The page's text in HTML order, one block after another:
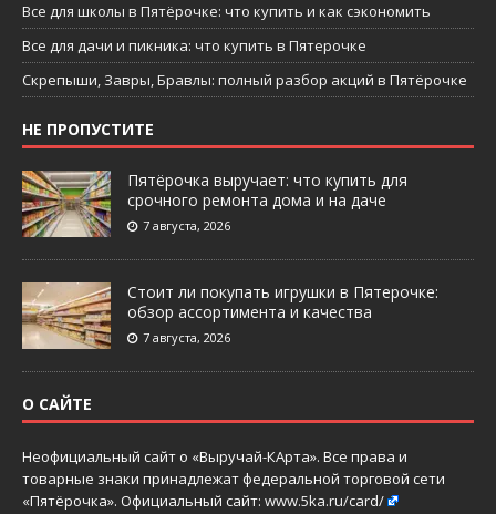
Все для школы в Пятёрочке: что купить и как сэкономить
Все для дачи и пикника: что купить в Пятерочке
Скрепыши, Завры, Бравлы: полный разбор акций в Пятёрочке
НЕ ПРОПУСТИТЕ
Пятёрочка выручает: что купить для
срочного ремонта дома и на даче
7 августа, 2026
Стоит ли покупать игрушки в Пятерочке:
обзор ассортимента и качества
7 августа, 2026
О САЙТЕ
Неофициальный сайт о «Выручай-КАрта». Все права и
товарные знаки принадлежат федеральной торговой сети
«Пятёрочка». Официальный сайт: www.5ka.ru/card/